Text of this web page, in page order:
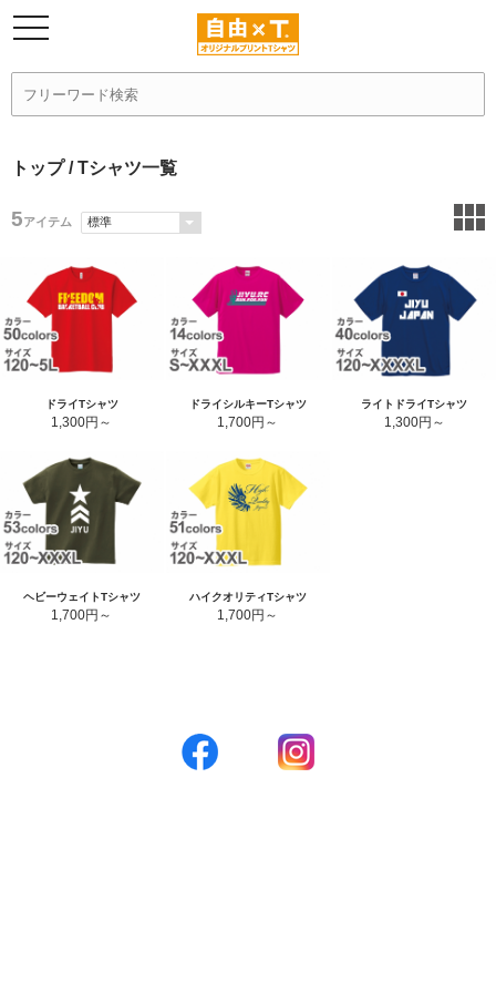
トップ/ Tシャツ一覧
5アイテム
ドライTシャツ
1,300円
ドライシルキーTシャツ
1,700円
ライトドライTシャツ
1,300円
ヘビーウェイトTシャツ
1,700円
ハイクオリティTシャツ
1,700円